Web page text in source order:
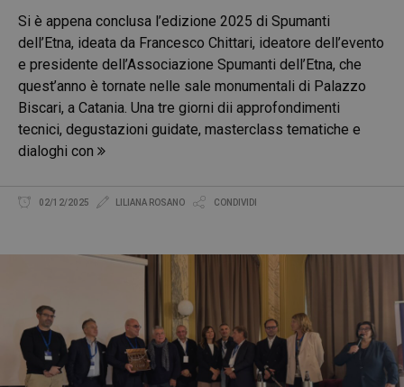
Si è appena conclusa l’edizione 2025 di Spumanti
dell’Etna, ideata da Francesco Chittari, ideatore dell’evento
e presidente dell’Associazione Spumanti dell’Etna, che
quest’anno è tornate nelle sale monumentali di Palazzo
Biscari, a Catania. Una tre giorni dii approfondimenti
tecnici, degustazioni guidate, masterclass tematiche e
dialoghi con
02/12/2025 LILIANA ROSANO CONDIVIDI